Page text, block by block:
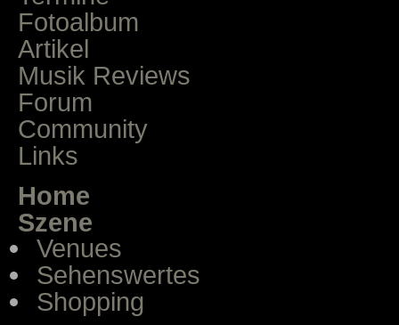
Fotoalbum
Artikel
Musik Reviews
Forum
Community
Links
Home
Szene
Venues
Sehenswertes
Shopping